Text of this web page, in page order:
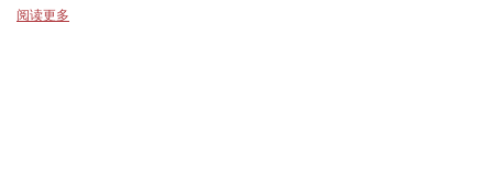
美融合。无论您是无人机爱好者，还是想要探索飞行乐趣的初学
阅读更多